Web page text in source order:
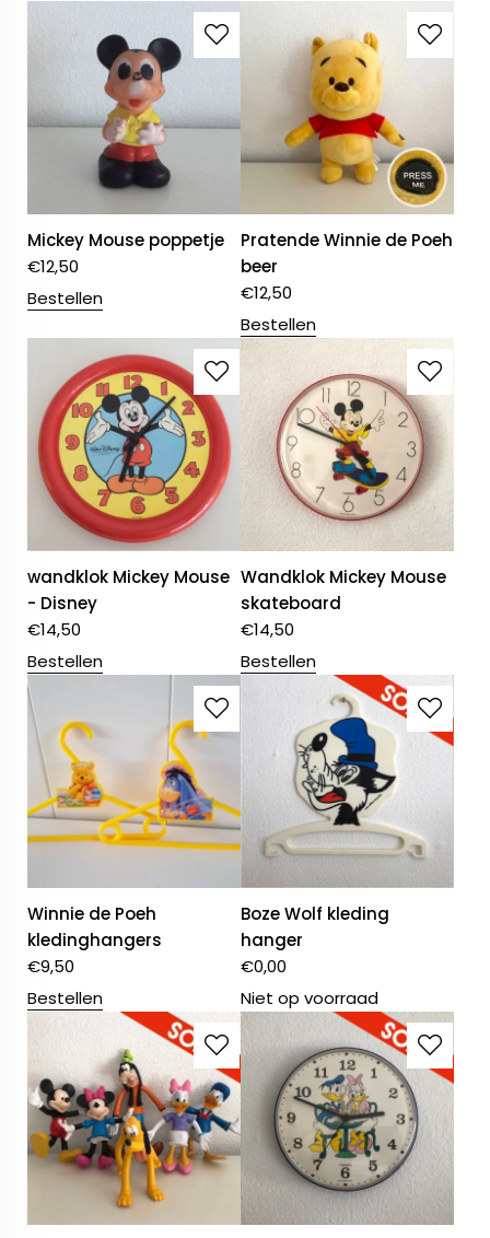
Mickey Mouse poppetje
€12,50
Bestellen
Pratende Winnie de Poeh
beer
€12,50
Bestellen
wandklok Mickey Mouse
- Disney
€14,50
Bestellen
Wandklok Mickey Mouse
skateboard
€14,50
Bestellen
Winnie de Poeh
kledinghangers
€9,50
Bestellen
Boze Wolf kleding
hanger
€0,00
Niet op voorraad